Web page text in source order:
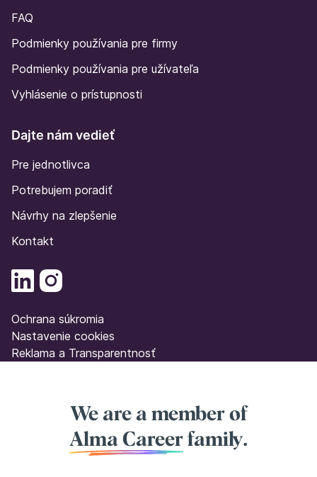
FAQ
Podmienky používania pre firmy
Podmienky používania pre užívateľa
Vyhlásenie o prístupnosti
Dajte nám vedieť
Pre jednotlivca
Potrebujem poradiť
Návrhy na zlepšenie
Kontakt
Ochrana súkromia
Nastavenie cookies
Reklama a Transparentnosť
We are a member of
Alma Career family.